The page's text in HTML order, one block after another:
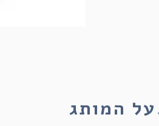
על המותג